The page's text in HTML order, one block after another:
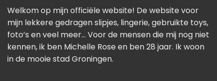
Welkom op mijn officiële website! De website voor
mijn lekkere gedragen slipjes, lingerie, gebruikte toys,
foto’s en veel meer… Voor de mensen die mij nog niet
kennen, ik ben Michelle Rose en ben 28 jaar. Ik woon
in de mooie stad Groningen.